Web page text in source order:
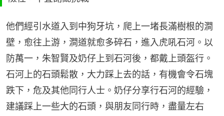
他們經引水道入到中狗牙坑，爬上一堵長滿樹根的澗
壁，愈往上游，澗道就愈多碎石，進入虎吼石河。以
防萬一，朱智賢及奶仔上到石河後，都戴上頭盔行。
石河上的石頭鬆散，大力踩上去的話，有機會令石塊
跌下，危及其他同行人士。奶仔分享行石河的經驗，
建議踩上一些大的石頭，與朋友同行時，盡量左右